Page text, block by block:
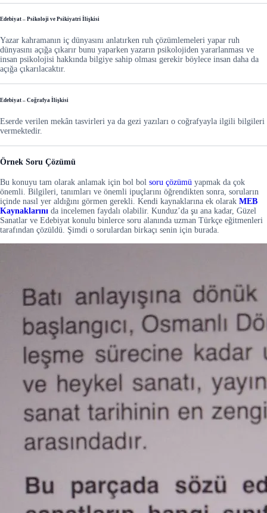
Edebiyat – Psikoloji ve Psikiyatri İlişkisi
Yazar kahramanın iç dünyasını anlatırken ruh çözümlemeleri yapar ruh
dünyasını açığa çıkarır bunu yaparken yazarın psikolojiden yararlanması ve
insan psikolojisi hakkında bilgiye sahip olması gerekir böylece insan daha da
açığa çıkarılacaktır.
Edebiyat – Coğrafya İlişkisi
Eserde verilen mekân tasvirleri ya da gezi yazıları o coğrafyayla ilgili bilgileri
vermektedir.
Örnek Soru Çözümü
Bu konuyu tam olarak anlamak için bol bol soru çözümü yapmak da çok
önemli. Bilgileri, tanımları ve önemli ipuçlarını öğrendikten sonra, soruların
içinde nasıl yer aldığını görmen gerekli. Kendi kaynaklarına ek olarak MEB
Kaynaklarını da incelemen faydalı olabilir. Kunduz’da şu ana kadar, Güzel
Sanatlar ve Edebiyat konulu binlerce soru alanında uzman Türkçe eğitmenleri
tarafından çözüldü. Şimdi o sorulardan birkaçı senin için burada.